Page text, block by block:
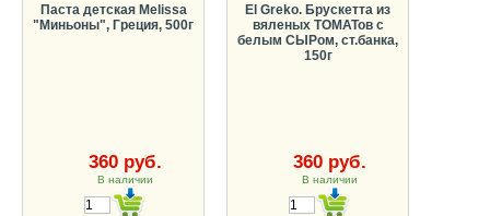
Паста детская Melissa
"Миньоны", Греция, 500г
360 руб.
В наличии
El Greko. Брускетта из
вяленых ТОМАТов с
белым СЫРом, ст.банка,
150г
360 руб.
В наличии